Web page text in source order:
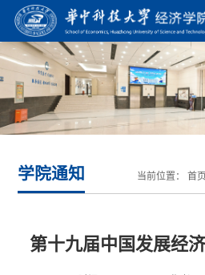
学院通知 当前位置： 首页
第十九届中国发展经